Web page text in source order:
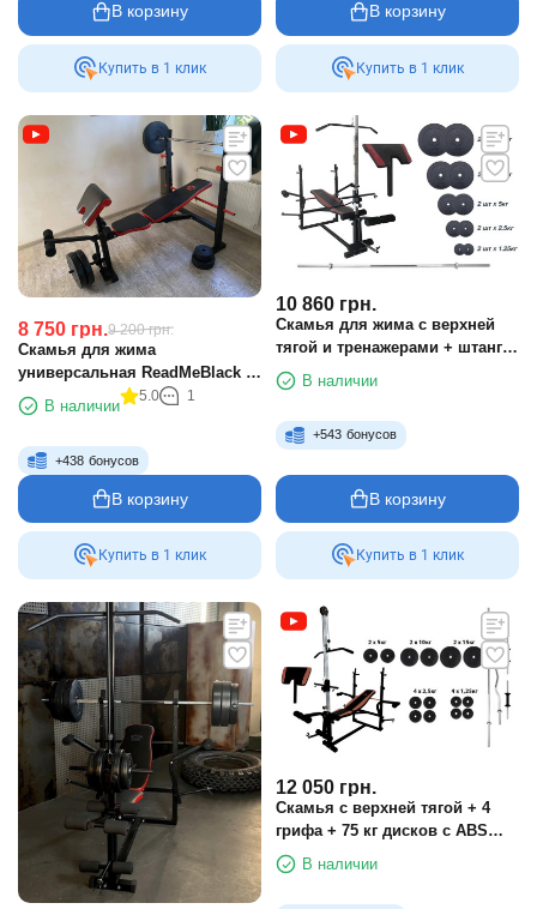
В корзину
Купить в 1 клик
В корзину
Купить в 1 клик
8 750 грн.9 200 грн.
Скамья для жима
универсальная ReadMeBlack +
штанга 103 кг RN-Sport
В наличии
5.0 1
+438 бонусов
В корзину
Купить в 1 клик
10 860 грн.
Скамья для жима с верхней
тягой и тренажерами + штанга
75 кг RN-Sport
В наличии
+543 бонусов
В корзину
Купить в 1 клик
12 050 грн.
Скамья с верхней тягой + 4
грифа + 75 кг дисков с ABS
покрытием
В наличии